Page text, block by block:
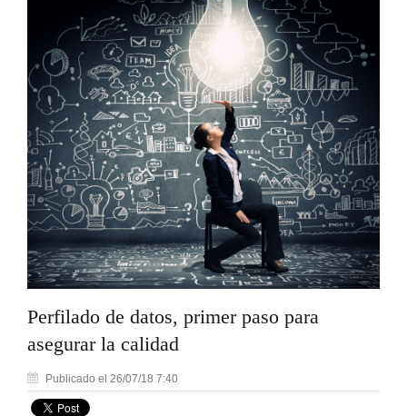
Perfilado de datos, primer paso para
asegurar la calidad
Publicado el 26/07/18 7:40